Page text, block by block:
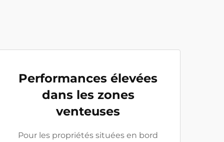
Performances élevées
dans les zones
venteuses
Pour les propriétés situées en bord